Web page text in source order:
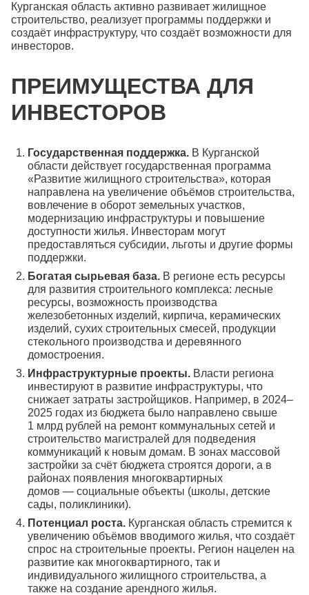
Курганская область активно развивает жилищное
строительство, реализует программы поддержки и
создаёт инфраструктуру, что создаёт возможности для
инвесторов.
ПРЕИМУЩЕСТВА ДЛЯ
ИНВЕСТОРОВ
Государственная поддержка. В Курганской
области действует государственная программа
«Развитие жилищного строительства», которая
направлена на увеличение объёмов строительства,
вовлечение в оборот земельных участков,
модернизацию инфраструктуры и повышение
доступности жилья. Инвесторам могут
предоставляться субсидии, льготы и другие формы
поддержки.
Богатая сырьевая база. В регионе есть ресурсы
для развития строительного комплекса: лесные
ресурсы, возможность производства
железобетонных изделий, кирпича, керамических
изделий, сухих строительных смесей, продукции
стекольного производства и деревянного
домостроения.
Инфраструктурные проекты. Власти региона
инвестируют в развитие инфраструктуры, что
снижает затраты застройщиков. Например, в 2024–
2025 годах из бюджета было направлено свыше
1 млрд рублей на ремонт коммунальных сетей и
строительство магистралей для подведения
коммуникаций к новым домам. В зонах массовой
застройки за счёт бюджета строятся дороги, а в
районах появления многоквартирных
домов — социальные объекты (школы, детские
сады, поликлиники).
Потенциал роста. Курганская область стремится к
увеличению объёмов вводимого жилья, что создаёт
спрос на строительные проекты. Регион нацелен на
развитие как многоквартирного, так и
индивидуального жилищного строительства, а
также на создание арендного жилья.